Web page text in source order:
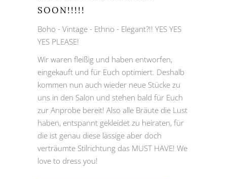
SOON!!!!!
Boho - Vintage - Ethno - Elegant?!! YES YES
YES PLEASE!
Wir waren fleißig und haben entworfen,
eingekauft und für Euch optimiert. Deshalb
kommen nun auch wieder neue Stücke zu
uns in den Salon und stehen bald für Euch
zur Anprobe bereit! Also alle Bräute die Lust
haben, entspannt gekleidet zu heiraten, für
die ist genau diese lässige aber doch
verträumte Stilrichtung das MUST HAVE! We
love to dress you!